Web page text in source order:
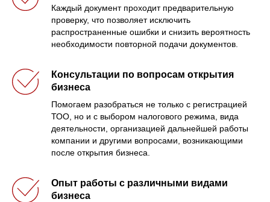
Каждый документ проходит предварительную
проверку, что позволяет исключить
распространенные ошибки и снизить вероятность
необходимости повторной подачи документов.
Консультации по вопросам открытия
бизнеса
Помогаем разобраться не только с регистрацией
ТОО, но и с выбором налогового режима, вида
деятельности, организацией дальнейшей работы
компании и другими вопросами, возникающими
после открытия бизнеса.
Опыт работы с различными видами
бизнеса